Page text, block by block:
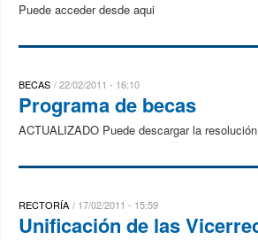
Puede acceder desde aqui
BECAS 22/02/2011 - 16:10
Programa de becas
ACTUALIZADO Puede descargar la
RECTORÍA 17/02/2011 - 15:59
Unificación de las